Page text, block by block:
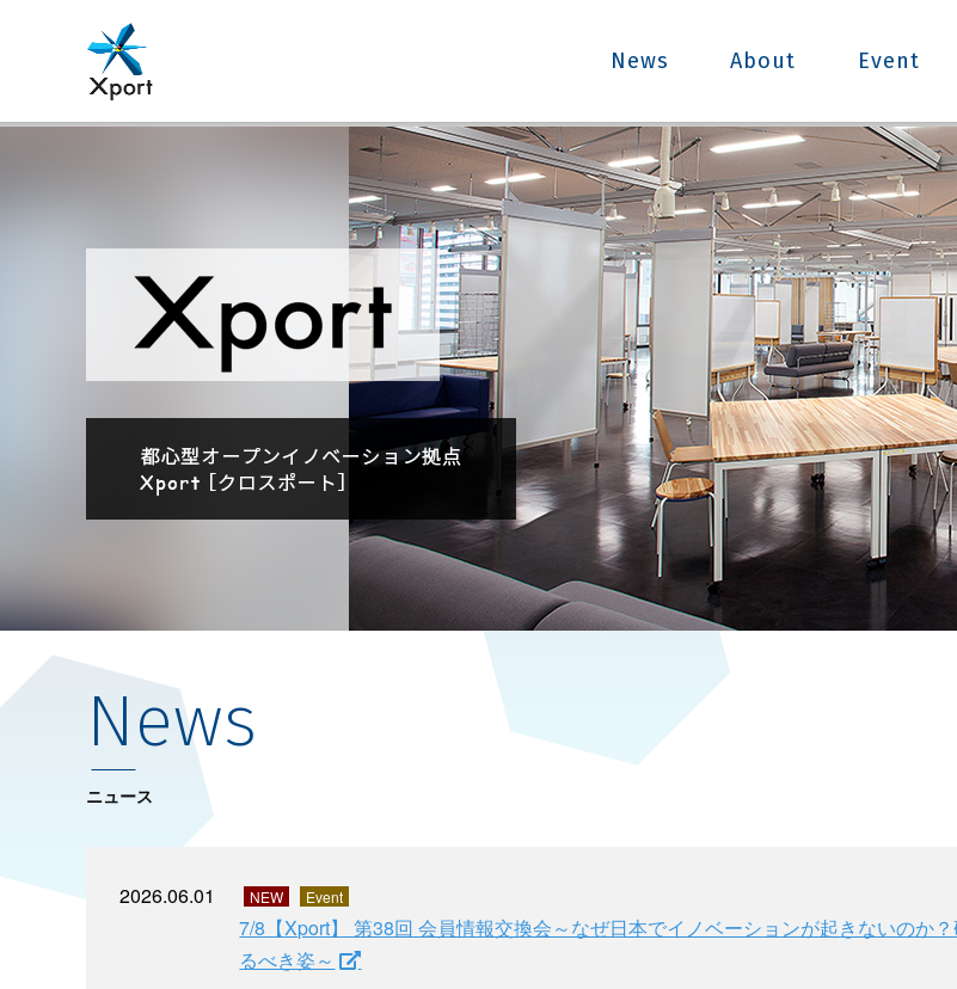
News About Event
News
ニュース
2026.06.01 NEW Event
7/8【Xport】 第38回 会員情報交換会～なぜ日本でイノベーションが起きないのか
るべき姿～